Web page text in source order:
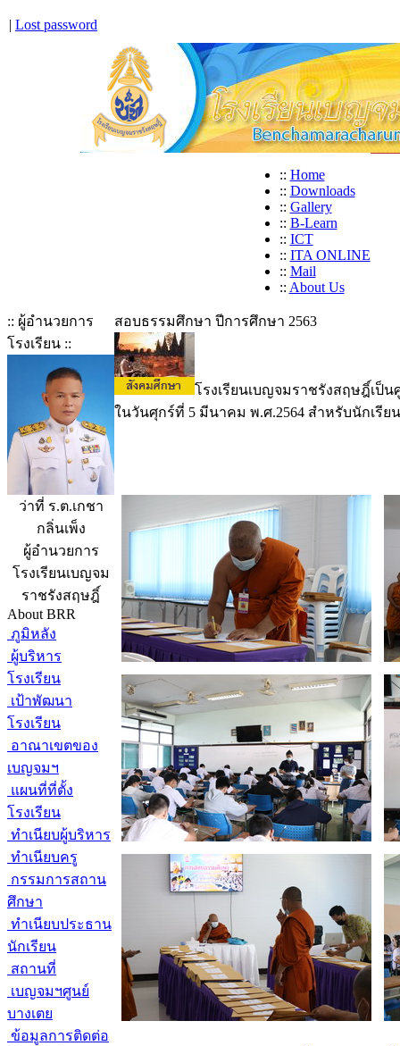
| Lost password
:: Home
:: Downloads
:: Gallery
:: B-Learn
:: ICT
:: ITA ONLINE
:: Mail
:: About Us
:: ผู้อำนวยการ
โรงเรียน ::
ว่าที่ ร.ต.เกชา
กลิ่นเพ็ง
ผู้อำนวยการ
โรงเรียนเบญจม
ราชรังสฤษฎิ์
About BRR
ภูมิหลัง
ผู้บริหาร
โรงเรียน
เป้าพัฒนา
โรงเรียน
อาณาเขตของ
เบญจมฯ
แผนที่ที่ตั้ง
โรงเรียน
ทำเนียบผู้บริหาร
ทำเนียบครู
กรรมการสถาน
ศึกษา
ทำเนียบประธาน
นักเรียน
สถานที่
เบญจมฯศูนย์
บางเตย
ข้อมูลการติดต่อ
สอบธรรมศึกษา ปีการศึกษา 2563
โรงเรียนเบญจมราชรังสฤษฎิ์เป็
ในวันศุกร์ที่ 5 มีนาคม พ.ศ.2564 สำหรับนักเรี